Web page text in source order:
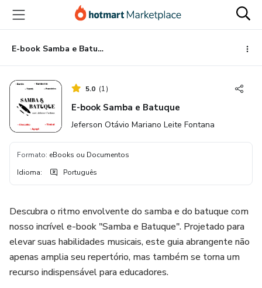
para
conteúdo
principal
para
pagamento
para
rodapé
E-book Samba e Batuque
5.0 (1)
E-book Samba e Batuque
Jeferson Otávio Mariano Leite Fontana
Formato: eBooks ou Documentos
Idioma: Português
Descubra o ritmo envolvente do samba e do batuque com
nosso incrível e-book "Samba e Batuque". Projetado para
elevar suas habilidades musicais, este guia abrangente não
apenas amplia seu repertório, mas também se torna um
recurso indispensável para educadores.